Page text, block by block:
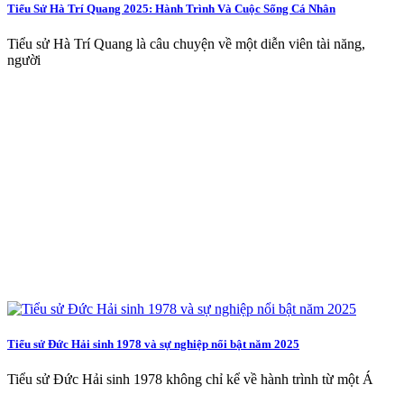
Tiểu Sử Hà Trí Quang 2025: Hành Trình Và Cuộc Sống Cá Nhân
Tiểu sử Hà Trí Quang là câu chuyện về một diễn viên tài năng,
người
Tiểu sử Đức Hải sinh 1978 và sự nghiệp nổi bật năm 2025
Tiểu sử Đức Hải sinh 1978 không chỉ kể về hành trình từ một Á